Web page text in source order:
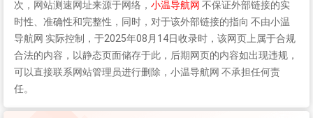
次， 网站测速网址来源于网络， 小温导航网 不保证外部链接的实
时性、准确性和完整性，同时，对于该外部链接的指向 不由小温
导航网 实际控制，于2025年08月14日收录时，该网页上属于合规
合法的内容，以静态页面储存于此，后期网页的内容如出现违规，
可以直接联系网站管理员进行删除，小温导航网 不承担任何责
任。